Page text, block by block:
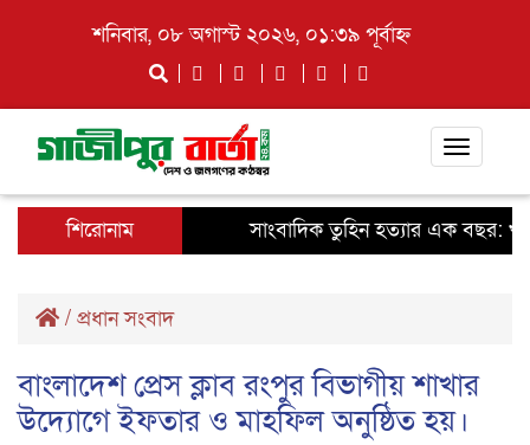
শনিবার, ০৮ অগাস্ট ২০২৬, ০১:৩৯ পূর্বাহ্ন
Toggle
শিরোনাম
সাংবাদিক তুহিন হত্যার এক বছর:
/ প্রধান সংবাদ
বাংলাদেশ প্রেস ক্লাব রংপুর বিভাগীয় শাখার
উদ্যোগে ইফতার ও মাহফিল অনুষ্ঠিত হয়।